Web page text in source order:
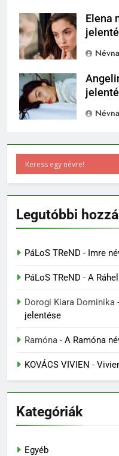
Elena
Legutóbbi
PáLoS TReND - Imre
PáLoS TReND - A
Dorogi Kiara Dominika -
jelentése
Ramóna - A Ramóna
KOVÁCS VIVIEN -
Kategóriák
Egyéb